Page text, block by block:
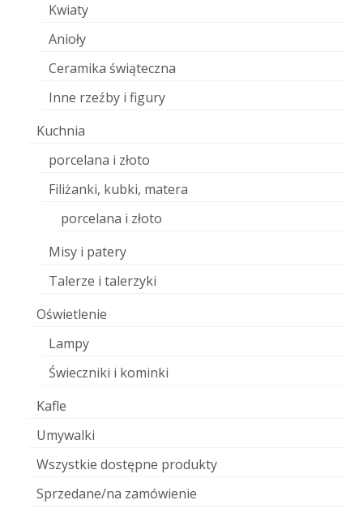
Kwiaty
Anioły
Ceramika świąteczna
Inne rzeźby i figury
Kuchnia
porcelana i złoto
Filiżanki, kubki, matera
porcelana i złoto
Misy i patery
Talerze i talerzyki
Oświetlenie
Lampy
Świeczniki i kominki
Kafle
Umywalki
Wszystkie dostępne produkty
Sprzedane/na zamówienie